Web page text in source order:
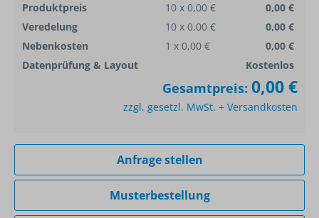
Produktpreis 10 x 0,00 €
0,00 €
Veredelung
10 x 0,00 €
0,00 €
Nebenkosten
1 x 0,00 €
0,00 €
Datenprüfung & Layout
Kostenlos
Gesamtpreis: 0,00 €
zzgl. gesetzl. MwSt. + Versandkosten
Anfrage stellen
Musterbestellung